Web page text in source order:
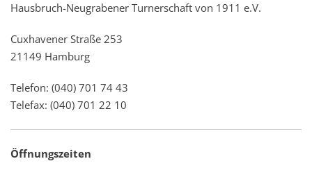
Hausbruch-Neugrabener Turnerschaft von 1911 e.V.
Cuxhavener Straße 253
21149 Hamburg
Telefon: (040) 701 74 43
Telefax: (040) 701 22 10
Öffnungszeiten